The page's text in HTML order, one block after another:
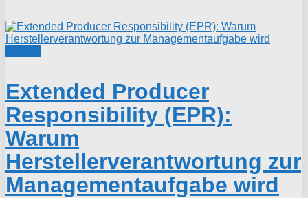
Extended Producer
Responsibility (EPR):
Warum
Herstellerverantwortung zur
Managementaufgabe wird